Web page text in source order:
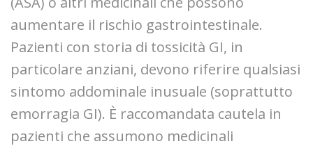
aumentare il rischio gastrointestinale.
Pazienti con storia di tossicità GI, in
particolare anziani, devono riferire qualsiasi
sintomo addominale inusuale (soprattutto
emorragia GI). È raccomandata cautela in
pazienti che assumono medicinali